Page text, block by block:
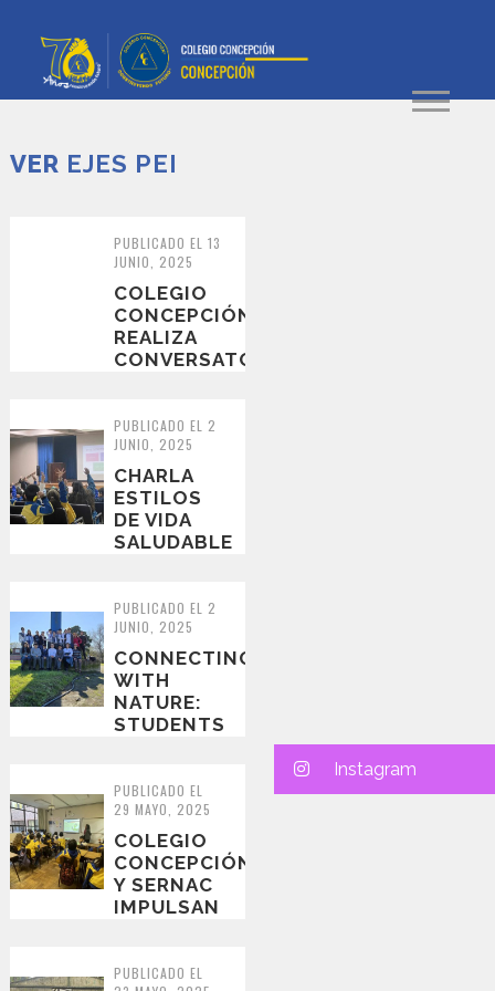
VER EJES PEI
PUBLICADO EL 13
JUNIO, 2025
COLEGIO
CONCEPCIÓN
REALIZA
CONVERSATORIO
Y
BIODIVERSIDAD...
PUBLICADO EL 2
JUNIO, 2025
CHARLA
ESTILOS
DE VIDA
SALUDABLE
INICIAL
PUBLICADO EL 2
JUNIO, 2025
CONNECTING
WITH
NATURE:
STUDENTS
DESEMBOCADURA
RÍO
BIOBÍO
WETL...
PUBLICADO EL
29 MAYO, 2025
COLEGIO
CONCEPCIÓN
Y SERNAC
IMPULSAN
CONSUMO
PUBLICADO EL
Instagram